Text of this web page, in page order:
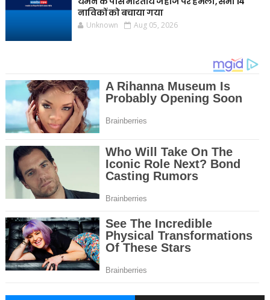
नाविकों को बचाया गया
Unknown Aug 05, 2026